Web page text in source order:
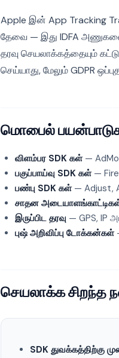
Apple இன் App Tracking
தேவை — இது IDFA
தரவு செயலாக்கத்தையும்
செய்யாது, மேலும் GDPR
மொபைல்
விளம்பர SDK கள்—
பகுப்பாய்வு SDK கள்—
பண்பு SDK கள்— Adjust,
சாதன
இருப்பிட தரவு — GPS, IP
புஷ் அறிவிப்பு டோக்கன்கள்
செயலாக்க சிறந்த
SDK துவக்கத்திற்கு